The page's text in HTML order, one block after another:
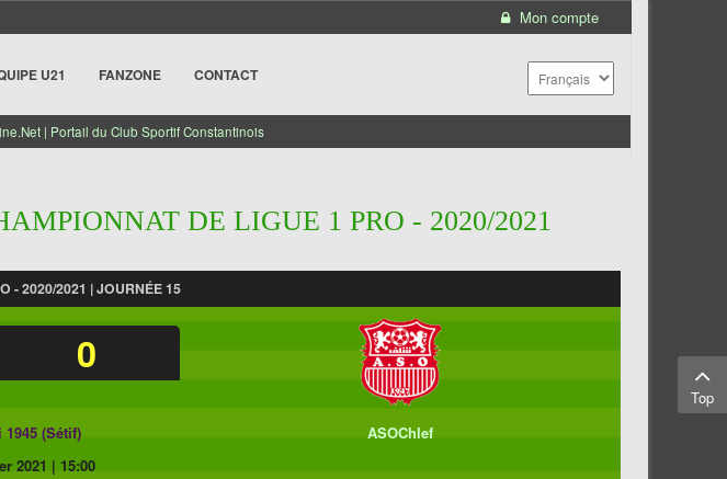
Mon compte
U21 FANZONE CONTACT
| Portail du Club Sportif Constantinois
DE LIGUE 1 PRO - 2020/2021
- 2020/2021 | JOURNÉE 15
0
(Sétif)
ASOChlef
2021 | 15:00
Top